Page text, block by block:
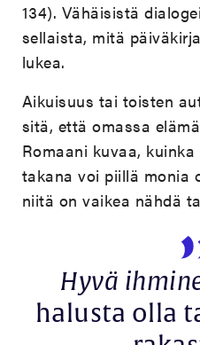
134). Vähäisistä
sellaista, mitä
lukea.
Aikuisuus tai toisten
sitä, että omassa
Romaani kuvaa,
takana voi piillä monia
niitä on vaikea nähdä
Hyvä
halusta olla